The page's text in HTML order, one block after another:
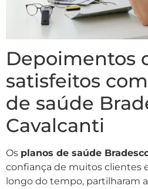
Depoimentos
satisfeitos
de saúde
Cavalcanti
Os planos de saúde
confiança de muitos clientes
longo do tempo, partilharam